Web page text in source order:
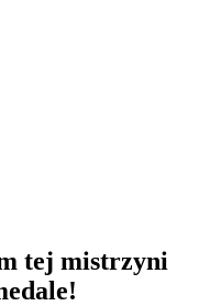
tej mistrzyni